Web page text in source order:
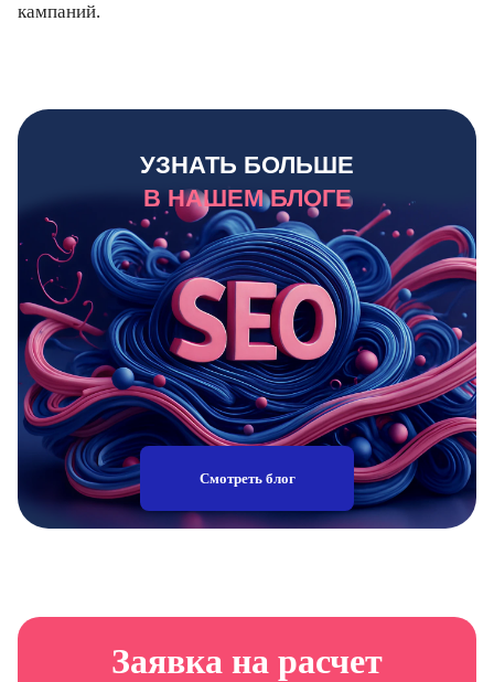
кампаний.
УЗНАТЬ БОЛЬШЕ
В НАШЕМ БЛОГЕ
Смотреть блог
Заявка на расчет